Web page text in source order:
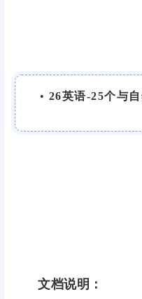
• 26英语-25个与
文档说明：